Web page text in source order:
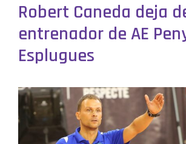
Robert Caneda deja
entrenador de AE
Esplugues